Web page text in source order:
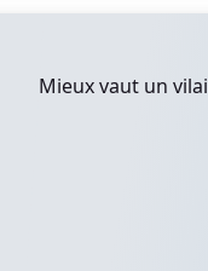
Mieux vaut un